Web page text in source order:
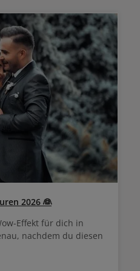
und hinterlässt ein
Haargefühl. Vitamino
Shampoo: Mehr als ein
cremige
reinigt gründlich und
sichtbar gepflegtes Haar. In
kompletten Vitamino Color
bietet es maximale
die bis zu vier Wochen hält.*
Test nach vierwöchiger
Massiere
in das feuchte Haar
gründlich aus. Für optimale
es mit den anderen
Color Spectrum Serie.
2026 👰
Effekt für dich in
nachdem du diesen